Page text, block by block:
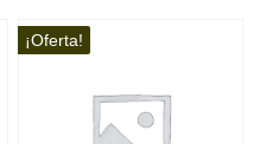
¡Oferta!